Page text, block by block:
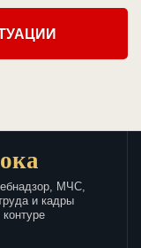
МЧС,
и кадры